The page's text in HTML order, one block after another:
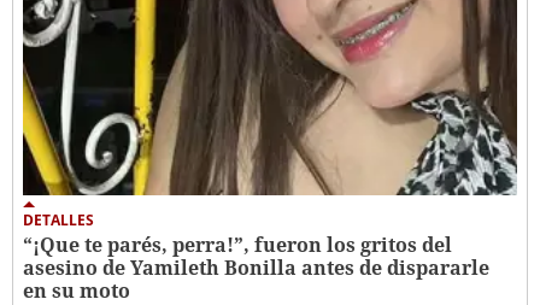
DETALLES
“¡Que te parés, perra!”, fueron los gritos del
asesino de Yamileth Bonilla antes de dispararle
en su moto